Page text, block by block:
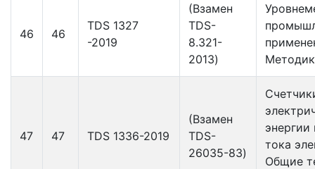
46 46
TDS 1327
-2019
(Взамен
TDS-
8.321-
2013)
47 47 TDS 1336-2019
(Взамен
TDS-
26035-83)
энергии
тока
Общие